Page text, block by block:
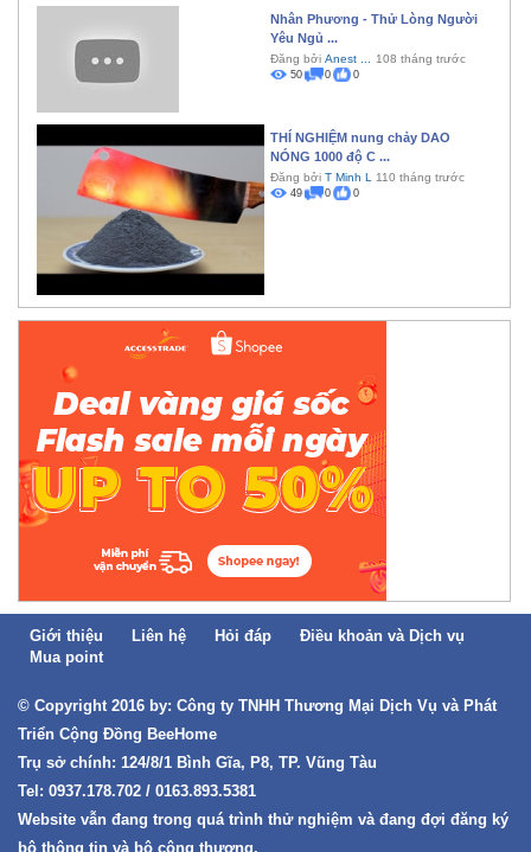
Nhân Phương - Thử Lòng Người
Yêu Ngủ ...
Đăng bởi Anest ... 108 tháng trước
50 0 0
THÍ NGHIỆM nung chảy DAO
NÓNG 1000 độ C ...
Đăng bởi T Minh L 110 tháng trước
49 0 0
Giới thiệu Liên hệ Hỏi đáp
Điều khoản và Dịch vụ
Mua point
© Copyright 2016 by: Công ty TNHH Thương Mại Dịch Vụ và Phát
Triển Cộng Đồng BeeHome
Trụ sở chính: 124/8/1 Bình Gĩa, P8, TP. Vũng Tàu
Tel: 0937.178.702 / 0163.893.5381
Website vẫn đang trong quá trình thử nghiệm và đang đợi đăng ký
bộ thông tin và bộ công thương.